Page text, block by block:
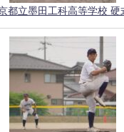
都立墨田工科高等学校